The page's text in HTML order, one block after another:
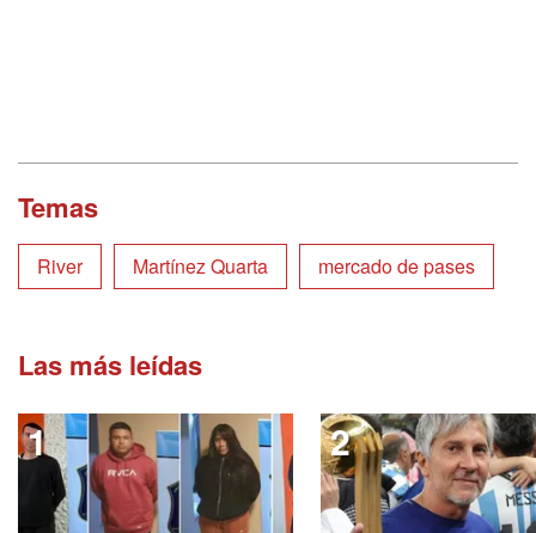
Temas
River Martínez Quarta mercado de pases
Las más leídas